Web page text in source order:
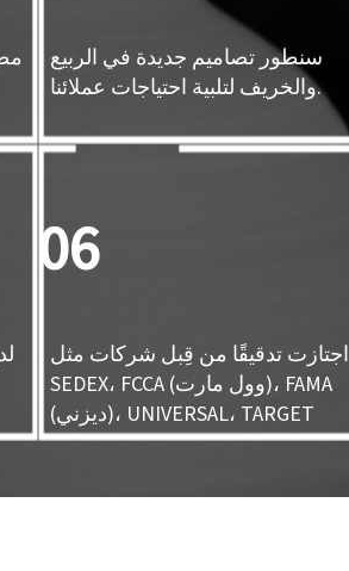
سنطور تصاميم جديدة في الربيع
والخريف لتلبية احتياجات عملائنا.
06
اجتازت تدقيقًا من قِبل شركات مثل
SEDEX، FCCA (وول مارت)، FAMA
(ديزني)، UNIVERSAL، TARGET